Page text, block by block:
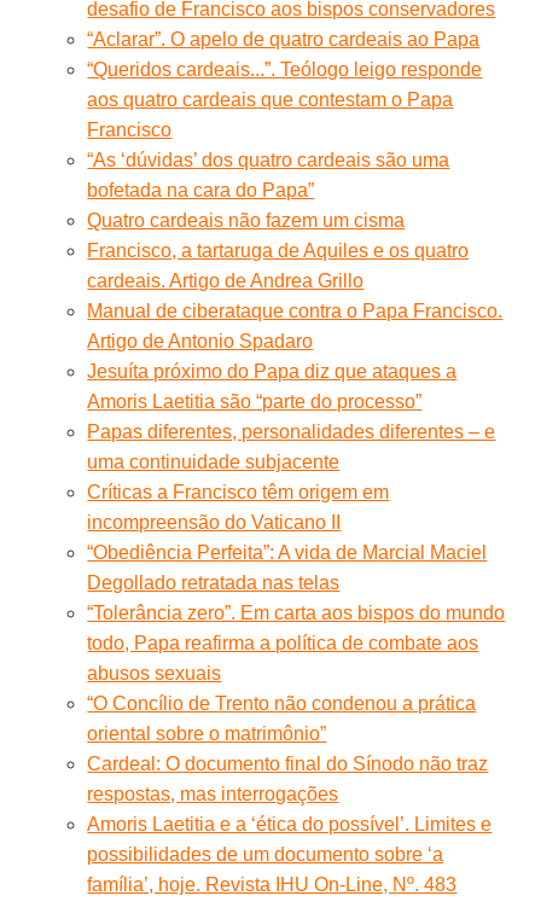
desafio de Francisco aos bispos conservadores
“Aclarar”. O apelo de quatro cardeais ao Papa
“Queridos cardeais...”. Teólogo leigo responde
aos quatro cardeais que contestam o Papa
Francisco
“As ‘dúvidas’ dos quatro cardeais são uma
bofetada na cara do Papa”
Quatro cardeais não fazem um cisma
Francisco, a tartaruga de Aquiles e os quatro
cardeais. Artigo de Andrea Grillo
Manual de ciberataque contra o Papa Francisco.
Artigo de Antonio Spadaro
Jesuíta próximo do Papa diz que ataques a
Amoris Laetitia são “parte do processo”
Papas diferentes, personalidades diferentes – e
uma continuidade subjacente
Críticas a Francisco têm origem em
incompreensão do Vaticano II
“Obediência Perfeita”: A vida de Marcial Maciel
Degollado retratada nas telas
“Tolerância zero”. Em carta aos bispos do mundo
todo, Papa reafirma a política de combate aos
abusos sexuais
“O Concílio de Trento não condenou a prática
oriental sobre o matrimônio”
Cardeal: O documento final do Sínodo não traz
respostas, mas interrogações
Amoris Laetitia e a ‘ética do possível’. Limites e
possibilidades de um documento sobre ‘a
família’, hoje. Revista IHU On-Line, Nº. 483